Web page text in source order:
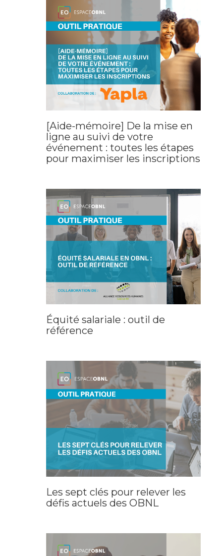
[Aide-mémoire] De la mise en
ligne au suivi de votre
événement : toutes les étapes
pour maximiser les inscriptions
Équité salariale : outil de
référence
Les sept clés pour relever les
défis actuels des OBNL